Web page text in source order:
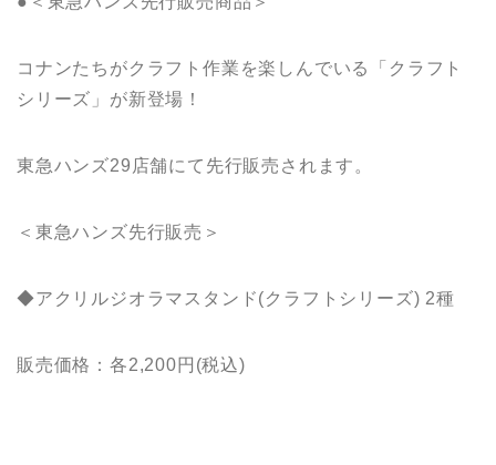
コナンたちがクラフト作業を楽しんでいる「クラフト
シリーズ」が新登場！
東急ハンズ29店舗にて先行販売されます。
＜東急ハンズ先行販売＞
◆アクリルジオラマスタンド(クラフトシリーズ) 2種
販売価格：各2,200円(税込)